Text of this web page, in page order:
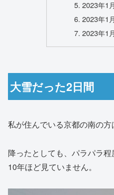
2023年1
2023年1
2023年1
大雪だった2日間
私が住んでいる京都の南の方
降ったとしても、パラパラ程
10年ほど見ていません。